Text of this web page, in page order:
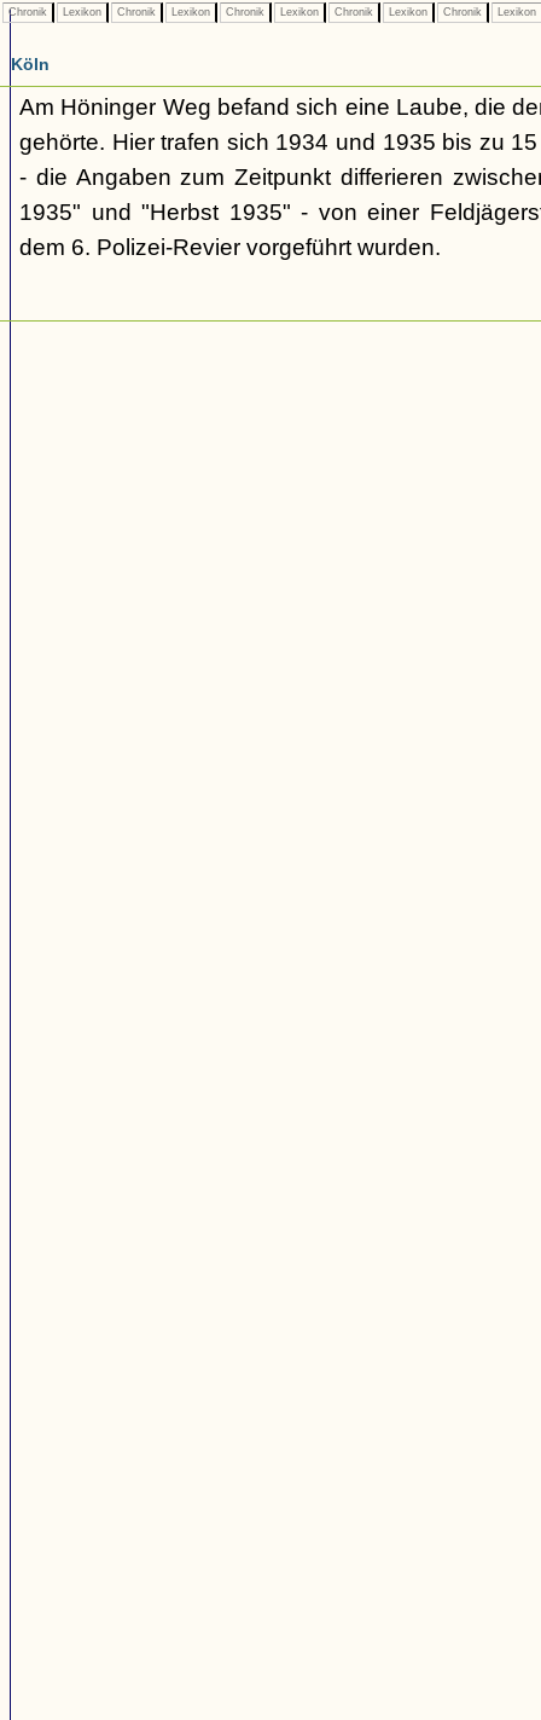
Chronik Lexikon Chronik Lexikon Chronik Lexikon Chronik Lexikon Chronik Lexikon
Köln
Am Höninger Weg befand sich eine Laube, die
gehörte. Hier trafen sich 1934 und 1935 bis zu
- die Angaben zum Zeitpunkt differieren
1935" und "Herbst 1935" - von einer
dem 6. Polizei-Revier vorgeführt wurden.